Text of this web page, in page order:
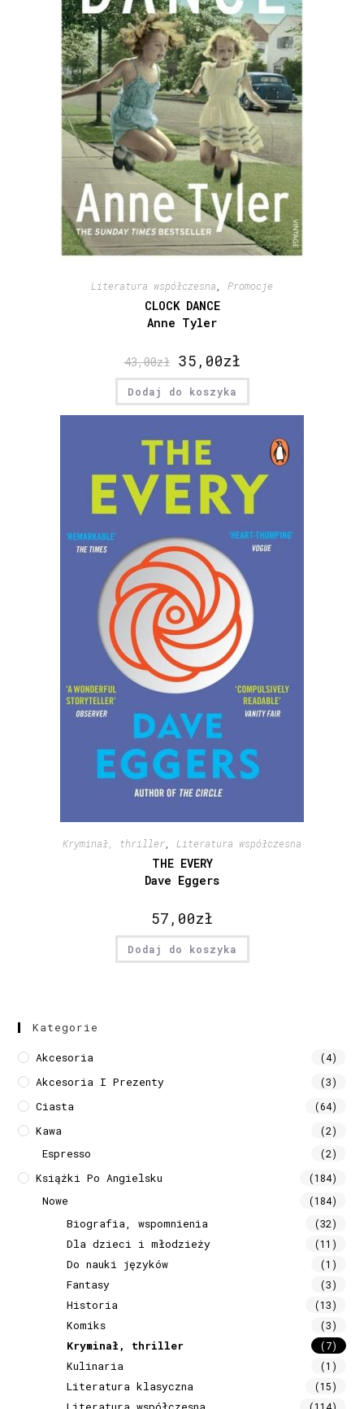
Literatura współczesna Promocje
CLOCK DANCE
Anne Tyler
43,00zł 35,00zł
Dodaj do koszyka
Kryminał, thriller, Literatura współczesna
THE EVERY
Dave Eggers
57,00zł
Dodaj do koszyka
Kategorie
Akcesoria (4)
Akcesoria I Prezenty (3)
Ciasta (64)
Kawa (2)
Espresso (2)
Książki Po Angielsku (184)
Nowe (184)
Biografia, wspomnienia (32)
Dla dzieci i młodzieży (11)
Do nauki języków (1)
Fantasy (3)
Historia (13)
Komiks (3)
Kryminał, thriller (7)
Kulinaria (1)
Literatura klasyczna (15)